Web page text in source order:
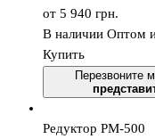
от 5 940 грн.
В наличии Оптом
Купить
Перезвоните
Редуктор РМ-500